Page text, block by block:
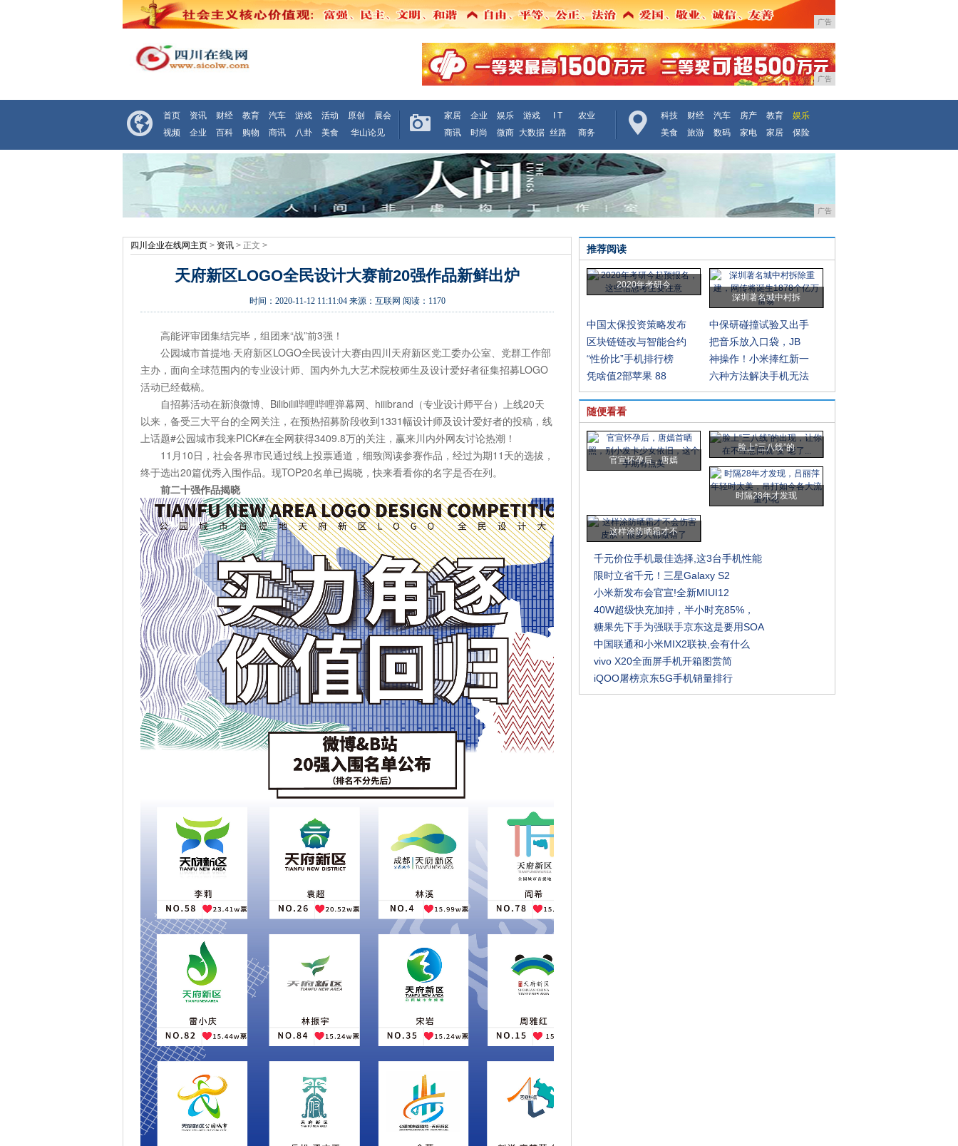
广告
广告
首页 资讯 财经 教育 汽车 游戏 活动 原创
展会
视频
企业 百科 购物 商讯 八卦 美食 华山论见
家居 企业 娱乐 游戏 I T
农业
商讯
时尚 微商 大数据 丝路 商务
科技 财经 汽车 房产 教育
娱乐
美食
旅游 数码 家电 家居 保险
广告
四川企业在线网主页 > 资讯 > 正文 >
天府新区LOGO全民设计大赛前20强作品新鲜出炉
时间： 2020-11-12 11:11:04来源： 互联网 阅读：1170
高能评审团集结完毕，组团来“战”前3强！
公园城市首提地·天府新区LOGO全民设计大赛由四川天府新区党工委办公室、党群工作部
主办，面向全球范围内的专业设计师、国内外九大艺术院校师生及设计爱好者征集招募LOGO
活动已经截稿。
自招募活动在新浪微博、Bilibili哔哩哔哩弹幕网、hiiibrand（专业设计师平台）上线20天
以来，备受三大平台的全网关注，在预热招募阶段收到1331幅设计师及设计爱好者的投稿，线
上话题#公园城市我来PICK#在全网获得3409.8万的关注，赢来川内外网友讨论热潮！
11月10日，社会各界市民通过线上投票通道，细致阅读参赛作品，经过为期11天的选拔，
终于选出20篇优秀入围作品。现TOP20名单已揭晓，快来看看你的名字是否在列。
前二十强作品揭晓
推荐阅读
2020年考研今
深圳著名城中村拆
中国太保投资策略发布
中保研碰撞试验又出手
区块链链改与智能合约
把音乐放入口袋，JB
“性价比”手机排行榜
神操作！小米捧红新一
凭啥值2部苹果 88
六种方法解决手机无法
随便看看
官宣怀孕后，唐嫣
脸上“三八线”的
时隔28年才发现
这样涂防晒霜才不
千元价位手机最佳选择,这3台手机性能
限时立省千元！三星Galaxy S2
小米新发布会官宣!全新MIUI12
40W超级快充加持，半小时充85%，
糖果先下手为强联手京东这是要用SOA
中国联通和小米MIX2联袂,会有什么
vivo X20全面屏手机开箱图赏简
iQOO屠榜京东5G手机销量排行